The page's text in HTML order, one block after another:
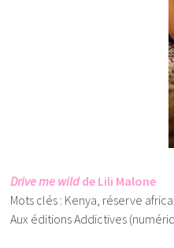
Drive me wildde Lili Malone
Mots clés : Kenya, réserve
Aux éditions Addictives